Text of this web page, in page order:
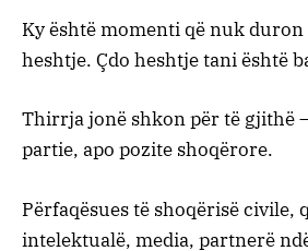
Ky është momenti që nuk duron
heshtje. Çdo heshtje tani është
Thirrja jonë shkon për të gjithë
partie, apo pozite shoqërore.
Përfaqësues të shoqërisë civile,
intelektualë, media, partnerë